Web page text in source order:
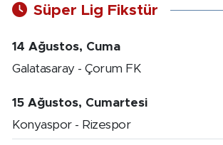
Süper Lig Fikstür
14 Ağustos, Cuma
Galatasaray - Çorum FK
15 Ağustos, Cumartesi
Konyaspor - Rizespor